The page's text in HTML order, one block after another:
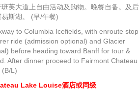
芙大道上自由活动及购物。晚餐自备。及后
斯湖。 (早/午餐)
to Columbia Icefields, with enroute stop
ride (admission optional) and Glacier
before heading toward Banff for tour &
After dinner proceed to Fairmont Chateau
(B/L)
Lake Louise酒店或同级